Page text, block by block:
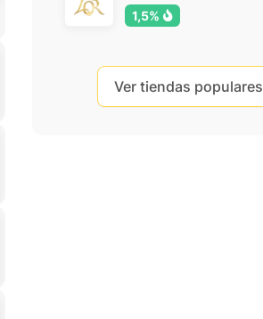
1,5%
Ver tiendas populares